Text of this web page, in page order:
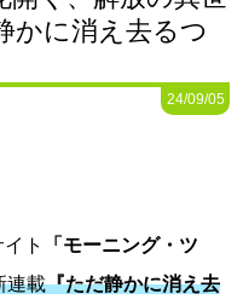
かに消え去るつ
24/09/05
ト
「モーニング・ツ
連載『ただ静かに消え去